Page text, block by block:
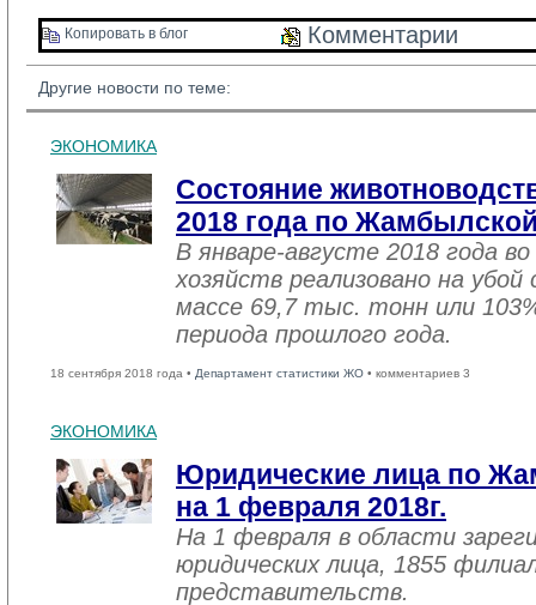
Копировать в блог Комментарии
Другие новости по теме:
ЭКОНОМИКА
Состояние
2018 года по
В январе-августе 2018 года
хозяйств реализовано на
массе 69,7 тыс. тонн или
периода прошлого года.
18 сентября 2018 года • Департамент статистики ЖО • комментариев 3
ЭКОНОМИКА
Юридические лица по
на 1 февраля 2018г.
На 1 февраля в области
юридических лица, 1855
представительств.